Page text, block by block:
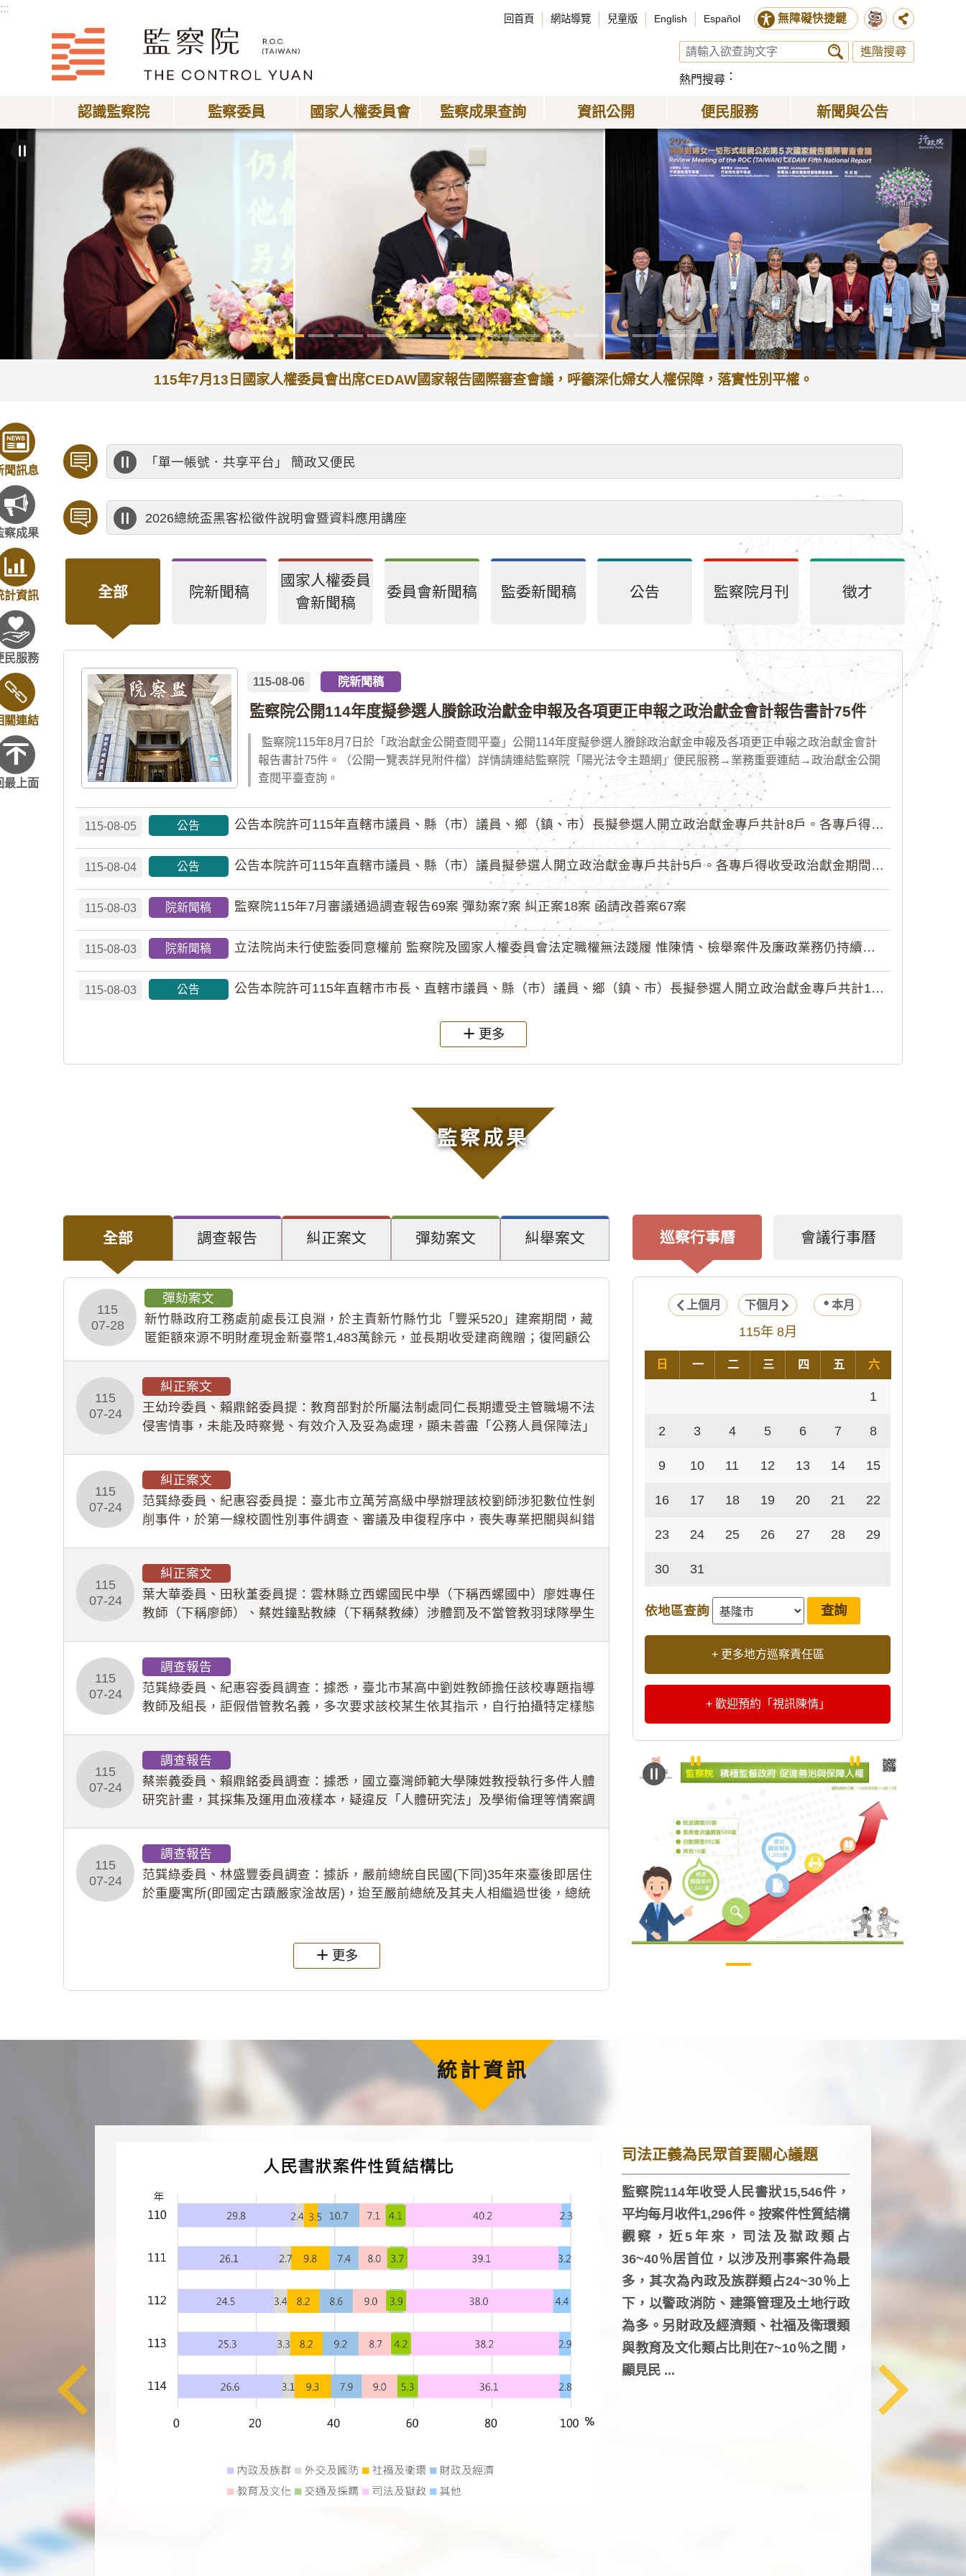
:::
回首頁 網站導覽 兒童版 English Español 無障礙快捷鍵
進階搜尋
熱門搜尋
認識監察院 監察委員 國家人權委員會 監察成果查詢 資訊公開 便民服務 新聞與公告
115年7月13日監察院代理院長李鴻鈞接見退休人員，頒贈獎章及紀念品，感謝於服務期間之貢獻及辛勞。
聞訊息
察成果
計資訊
民服務
關連結
最上面
「單一帳號．共享平台」 簡政又便民
2026總統盃黑客松徵件說明會暨資料應用講座
全部 院新聞稿
國家人權委員
會新聞稿
委員會新聞稿 監委新聞稿 公告 監察院月刊 徵才
監察院公開114年度擬參選人賸餘政治獻金申報及各項更正申報之政治獻金會計報告書計75件
115-08-06 院新聞稿
監察院115年8月7日於「政治獻金公開查閱平臺」公開114年度擬參選人賸餘政治獻金申報及各項更正申報之政治獻金會計
報告書計75件。（公開一覽表詳見附件檔）詳情請連結監察院「陽光法令主題網」便民服務→業務重要連結→政治獻金公開
查閱平臺查詢。
115-08-05 公告 公告本院許可115年直轄市議員、縣（市）議員、鄉（鎮、市）長擬參選人開立政治獻金專戶共計8戶。各專戶得收受...
115-08-04 公告 公告本院許可115年直轄市議員、縣（市）議員擬參選人開立政治獻金專戶共計5戶。各專戶得收受政治獻金期間為自...
115-08-03 院新聞稿 監察院115年7月審議通過調查報告69案 彈劾案7案 糾正案18案 函請改善案67案
115-08-03 院新聞稿 立法院尚未行使監委同意權前 監察院及國家人權委員會法定職權無法踐履 惟陳情、檢舉案件及廉政業務仍持續受理
115-08-03 公告 公告本院許可115年直轄市市長、直轄市議員、縣（市）議員、鄉（鎮、市）長擬參選人開立政治獻金專戶共計12戶...
更多
監察成果
全部 調查報告 糾正案文 彈劾案文 糾舉案文
115
07-28
彈劾案文
新竹縣政府工務處前處長江良淵，於主責新竹縣竹北「豐采520」建案期間，藏
匿鉅額來源不明財產現金新臺幣1,483萬餘元，並長期收受建商餽贈；復罔顧公
115
07-24
糾正案文
王幼玲委員、賴鼎銘委員提：教育部對於所屬法制處同仁長期遭受主管職場不法
侵害情事，未能及時察覺、有效介入及妥為處理，顯未善盡「公務人員保障法」
115
07-24
糾正案文
范巽綠委員、紀惠容委員提：臺北市立萬芳高級中學辦理該校劉師涉犯數位性剝
削事件，於第一線校園性別事件調查、審議及申復程序中，喪失專業把關與糾錯
115
07-24
糾正案文
葉大華委員、田秋堇委員提：雲林縣立西螺國民中學（下稱西螺國中）廖姓專任
教師（下稱廖師）、蔡姓鐘點教練（下稱蔡教練）涉體罰及不當管教羽球隊學生
115
07-24
調查報告
范巽綠委員、紀惠容委員調查：據悉，臺北市某高中劉姓教師擔任該校專題指導
教師及組長，詎假借管教名義，多次要求該校某生依其指示，自行拍攝特定樣態
115
07-24
調查報告
蔡崇義委員、賴鼎銘委員調查：據悉，國立臺灣師範大學陳姓教授執行多件人體
研究計畫，其採集及運用血液樣本，疑違反「人體研究法」及學術倫理等情案調
115
07-24
調查報告
范巽綠委員、林盛豐委員調查：據訴，嚴前總統自民國(下同)35年來臺後即居住
於重慶寓所(即國定古蹟嚴家淦故居)，迨至嚴前總統及其夫人相繼過世後，總統
更多
巡察行事曆 會議行事曆
上個月 下個月 本月
115年 8月
日 一 二 三 四 五 六
1
2 3 4 5 6 7 8
9 10 11 12 13 14 15
16 17 18 19 20 21 22
23 24 25 26 27 28 29
30 31
依地區查詢
+ 更多地方巡察責任區
+ 歡迎預約「視訊陳情」
統計資訊
司法正義為民眾首要關心議題
監察院114年收受人民書狀15,546件，
平均每月收件1,296件。按案件性質結構
觀察，近5年來，司法及獄政類占
36~40％居首位，以涉及刑事案件為最
多，其次為內政及族群類占24~30％上
下，以警政消防、建築管理及土地行政
為多。另財政及經濟類、社福及衛環類
與教育及文化類占比則在7~10％之間，
顯見民 ...